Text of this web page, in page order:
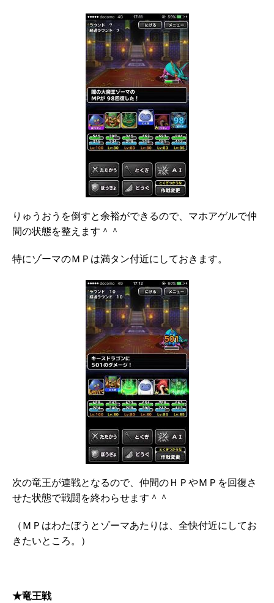
りゅうおうを倒すと余裕ができるので、マホアゲルで仲
間の状態を整えます＾＾
特にゾーマのＭＰは満タン付近にしておきます。
次の竜王が連戦となるので、仲間のＨＰやＭＰを回復さ
せた状態で戦闘を終わらせます＾＾
（ＭＰはわたぼうとゾーマあたりは、全快付近にしてお
きたいところ。）
★竜王戦